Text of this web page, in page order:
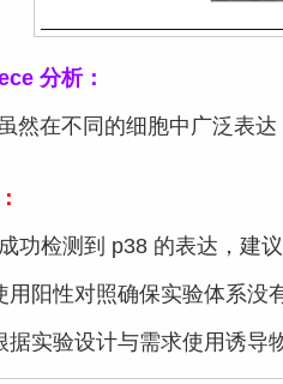
分析：
在不同的细胞中广泛表达
检测到 p38 的表达，建议
性对照确保实验体系没有
验设计与需求使用诱导物